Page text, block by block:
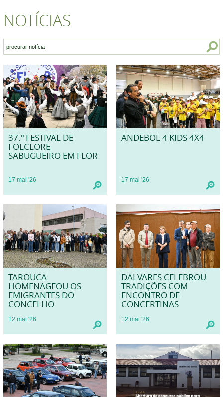
NOTÍCIAS
37.º FESTIVAL DE
FOLCLORE
SABUGUEIRO EM FLOR
17 mai '26
ANDEBOL 4 KIDS 4X4
17 mai '26
TAROUCA
HOMENAGEOU OS
EMIGRANTES DO
CONCELHO
12 mai '26
DALVARES CELEBROU
TRADIÇÕES COM
ENCONTRO DE
CONCERTINAS
12 mai '26